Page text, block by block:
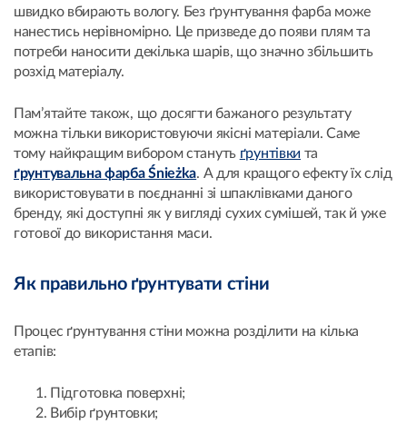
швидко вбирають вологу. Без ґрунтування фарба може
нанестись нерівномірно. Це призведе до появи плям та
потреби наносити декілька шарів, що значно збільшить
розхід матеріалу.
Пам’ятайте також, що досягти бажаного результату
можна тільки використовуючи якісні матеріали. Саме
тому найкращим вибором стануть ґрунтівки та
ґрунтувальна фарба Śnieżka. А для кращого ефекту їх слід
використовувати в поєднанні зі шпаклівками даного
бренду, які доступні як у вигляді сухих сумішей, так й уже
готової до використання маси.
Як правильно ґрунтувати стіни
Процес ґрунтування стіни можна розділити на кілька
етапів:
Підготовка поверхні;
Вибір ґрунтовки;